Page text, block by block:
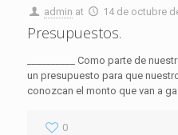
admin at 14 de octubre
Presupuestos.
__________ Como parte de
un presupuesto para que
conozcan el monto que van a
0